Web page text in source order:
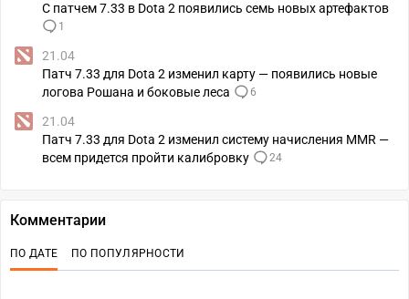
С патчем 7.33 в Dota 2 появились семь новых артефактов
1
21.04
Патч 7.33 для Dota 2 изменил карту — появились новые
логова Рошана и боковые леса
6
21.04
Патч 7.33 для Dota 2 изменил систему начисления MMR —
всем придется пройти калибровку
24
Комментарии
ПО ДАТЕ ПО ПОПУЛЯРНОСТИ